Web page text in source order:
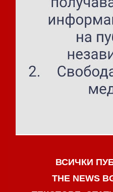
ВСИЧКИ
THE NEWS